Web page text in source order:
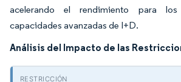
acelerando el rendimiento para
capacidades avanzadas de I+D.
Análisis del Impacto de las